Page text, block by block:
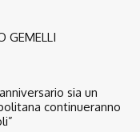
GEMELLI
sia un
continueranno